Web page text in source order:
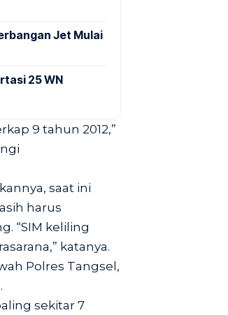
Jet Mulai
25 WN
9 tahun 2012,”
saat ini
harus
“SIM keliling
katanya.
Polres Tangsel,
sekitar 7